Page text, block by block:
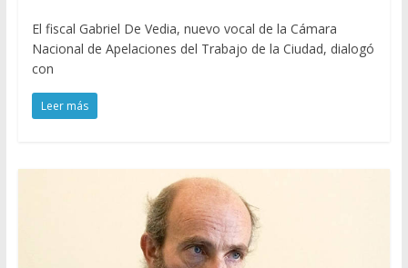
El fiscal Gabriel De Vedia, nuevo vocal de la Cámara
Nacional de Apelaciones del Trabajo de la Ciudad, dialogó
con
Leer más